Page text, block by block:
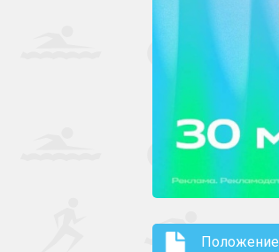
Положение